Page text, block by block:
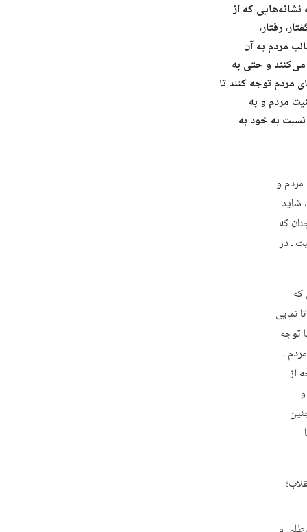
نشانه‌هایی که از
رفتار،
مردم به آن
و حتی به
مردم توجه کنند تا
مردم و به
به خود به
و
شاید
که
ـ در
که
نمایی
توجه
ـ
از